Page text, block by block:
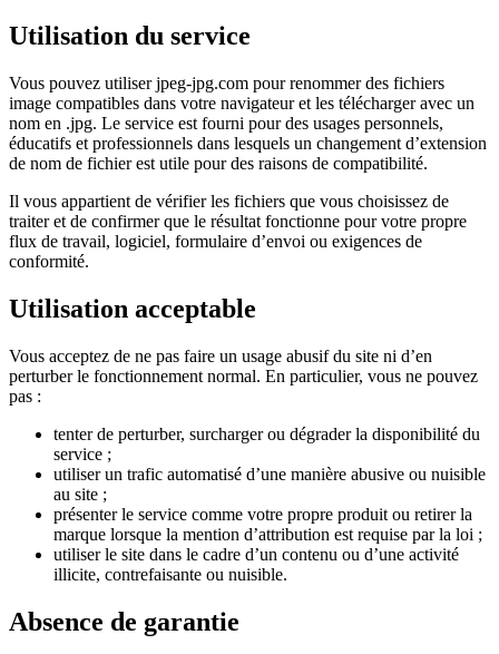
Utilisation du service
Vous pouvez utiliser jpeg-jpg.com pour renommer des fichiers
image compatibles dans votre navigateur et les télécharger avec un
nom en .jpg. Le service est fourni pour des usages personnels,
éducatifs et professionnels dans lesquels un changement d’extension
de nom de fichier est utile pour des raisons de compatibilité.
Il vous appartient de vérifier les fichiers que vous choisissez de
traiter et de confirmer que le résultat fonctionne pour votre propre
flux de travail, logiciel, formulaire d’envoi ou exigences de
conformité.
Utilisation acceptable
Vous acceptez de ne pas faire un usage abusif du site ni d’en
perturber le fonctionnement normal. En particulier, vous ne pouvez
pas :
tenter de perturber, surcharger ou dégrader la disponibilité du
service ;
utiliser un trafic automatisé d’une manière abusive ou nuisible
au site ;
présenter le service comme votre propre produit ou retirer la
marque lorsque la mention d’attribution est requise par la loi ;
utiliser le site dans le cadre d’un contenu ou d’une activité
illicite, contrefaisante ou nuisible.
Absence de garantie